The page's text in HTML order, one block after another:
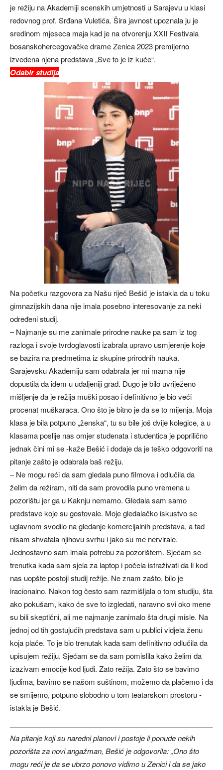
je režiju na Akademiji scenskih umjetnosti u Sarajevu u klasi
redovnog prof. Srđana Vuletića. Šira javnost upoznala ju je
sredinom mjeseca maja kad je na otvorenju XXII Festivala
bosanskohercegovačke drame Zenica 2023 premijerno
izvedena njena predstava „Sve to je iz kuće“.
Odabir studija
Na početku razgovora za Našu riječ Bešić je istakla da u toku
gimnazijskih dana nije imala posebno interesovanje za neki
određeni studij.
– Najmanje su me zanimale prirodne nauke pa sam iz tog
razloga i svoje tvrdoglavosti izabrala upravo usmjerenje koje
se bazira na predmetima iz skupine prirodnih nauka.
Sarajevsku Akademiju sam odabrala jer mi mama nije
dopustila da idem u udaljeniji grad. Dugo je bilo uvriježeno
mišljenje da je režija muški posao i definitivno je bio veći
procenat muškaraca. Ono što je bitno je da se to mijenja. Moja
klasa je bila potpuno „ženska“, tu su bile još dvije kolegice, a u
klasama poslije nas omjer studenata i studentica je poprilično
jednak čini mi se -kaže Bešić i dodaje da je teško odgovoriti na
pitanje zašto je odabrala baš režiju.
– Ne mogu reći da sam gledala puno filmova i odlučila da
želim da režiram, niti da sam provodila puno vremena u
pozorištu jer ga u Kaknju nemamo. Gledala sam samo
predstave koje su gostovale. Moje gledalačko iskustvo se
uglavnom svodilo na gledanje komercijalnih predstava, a tad
nisam shvatala njihovu svrhu i jako su me nervirale.
Jednostavno sam imala potrebu za pozorištem. Sjećam se
trenutka kada sam sjela za laptop i počela istraživati da li kod
nas uopšte postoji studij režije. Ne znam zašto, bilo je
iracionalno. Nakon tog često sam razmišljala o tom studiju, šta
ako pokušam, kako će sve to izgledati, naravno svi oko mene
su bili skeptični, ali me najmanje zanimalo šta drugi misle. Na
jednoj od tih gostujućih predstava sam u publici vidjela ženu
koja plače. To je bio trenutak kada sam definitivno odlučila da
upisujem režiju. Sjećam se da sam pomislila kako želim da
izazivam emocije kod ljudi. Zato režija. Zato što se bavimo
ljudima, bavimo se našom suštinom, možemo da plačemo i da
se smijemo, potpuno slobodno u tom teatarskom prostoru -
istakla je Bešić.
Na pitanje koji su naredni planovi i postoje li ponude nekih
pozorišta za novi angažman, Bešić je odgovorila: „Ono što
mogu reći je da se ubrzo ponovo vidimo u Zenici i da se jako